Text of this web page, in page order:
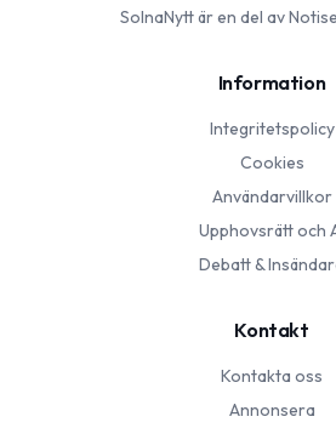
SolnaNyttär en del av
Information
Integritetspolicy
Cookies
Användarvillkor
Upphovsrätt och
Debatt &
Kontakt
Kontakta oss
Annonsera